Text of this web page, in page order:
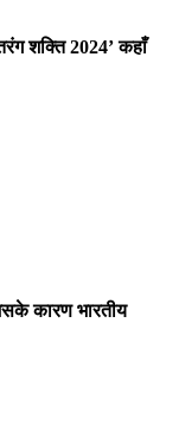
शक्ति 2024’ कहाँ
कारण भारतीय